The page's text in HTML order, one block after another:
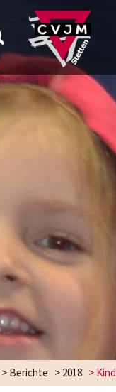
>Berichte >2018 >